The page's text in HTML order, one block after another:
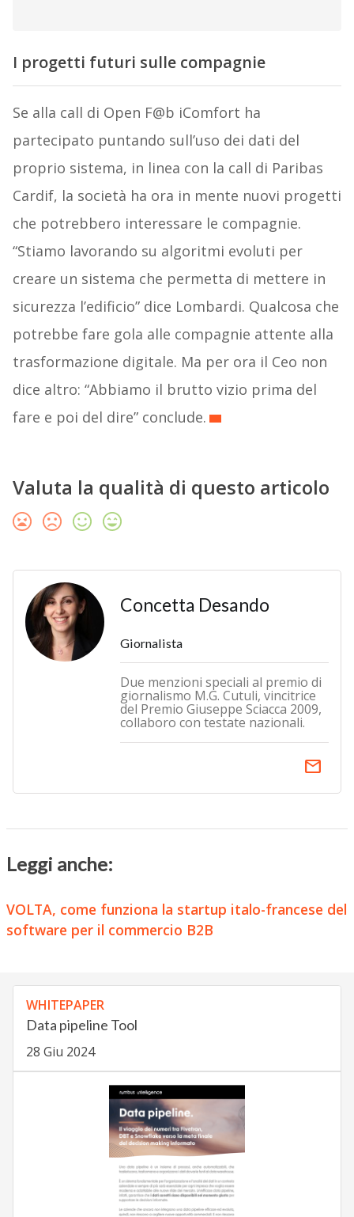
I progetti futuri sulle compagnie
Se alla call di Open F@b iComfort ha
partecipato puntando sull’uso dei dati del
proprio sistema, in linea con la call di Paribas
Cardif, la società ha ora in mente nuovi progetti
che potrebbero interessare le compagnie.
“Stiamo lavorando su algoritmi evoluti per
creare un sistema che permetta di mettere in
sicurezza l’edificio” dice Lombardi. Qualcosa che
potrebbe fare gola alle compagnie attente alla
trasformazione digitale. Ma per ora il Ceo non
dice altro: “Abbiamo il brutto vizio prima del
fare e poi del dire” conclude.
Valuta la qualità di questo articolo
Concetta Desando
Giornalista
Due menzioni speciali al premio di
giornalismo M.G. Cutuli, vincitrice
del Premio Giuseppe Sciacca 2009,
collaboro con testate nazionali.
email
Leggi anche:
VOLTA, come funziona la startup italo-francese del
software per il commercio B2B
WHITEPAPER
Data pipeline Tool
28 Giu 2024